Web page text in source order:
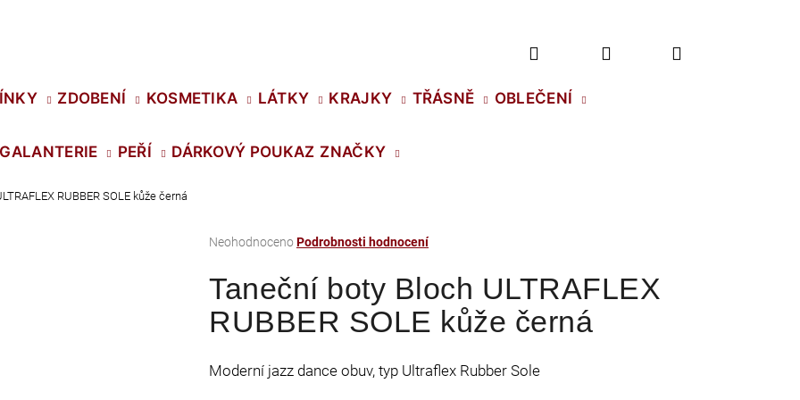
ZDOBENÍ KOSMETIKA LÁTKY KRAJKY TŘÁSNĚ OBLEČENÍ
GALANTERIE PEŘÍ DÁRKOVÝ POUKAZ ZNAČKY
Přihlášení
RUBBER SOLE kůže černá
Průměrné
produktu
je
0,0
hvězdiček.
NeohodnocenoPodrobnosti hodnocení
Taneční boty Bloch ULTRAFLEX
RUBBER SOLE kůže černá
Moderní jazz dance obuv, typ Ultraflex Rubber Sole
Co potřebujete najít?